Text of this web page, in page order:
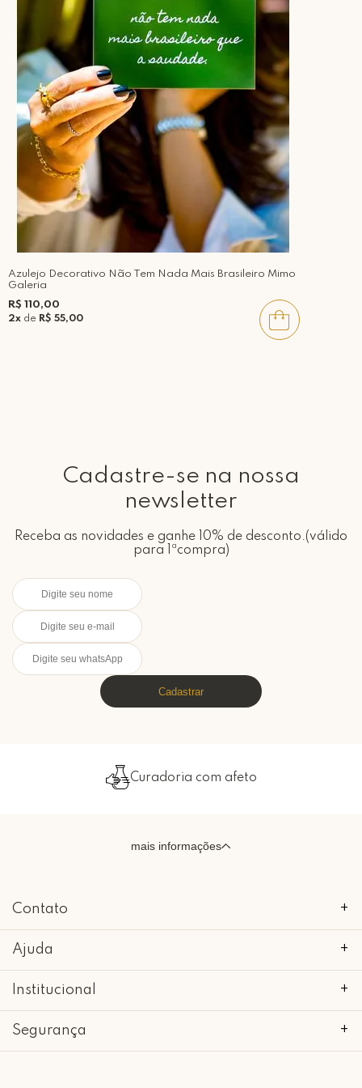
Azulejo Decorativo Não Tem Nada Mais Brasileiro Mimo
Galeria
R$ 110,00
2x de R$ 55,00
Cadastre-se na nossa
newsletter
Receba as novidades e ganhe 10% de desconto.(válido
para 1ªcompra)
Cadastrar
Curadoria com afeto
mais informações
Contato +
Ajuda +
Institucional +
Segurança +